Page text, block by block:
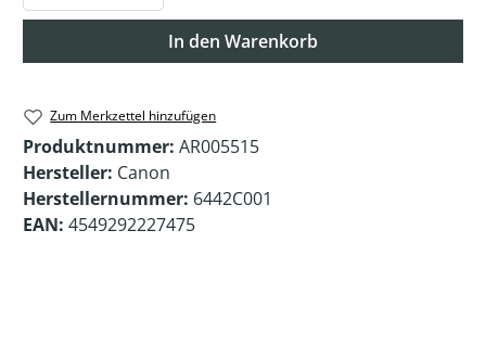
In den Warenkorb
Zum Merkzettel hinzufügen
Produktnummer: AR005515
Hersteller: Canon
Herstellernummer: 6442C001
EAN: 4549292227475